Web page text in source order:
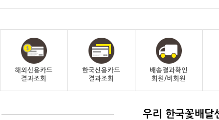
해외신용카드
결과조회
한국신용카드
결과조회
배송결과확인
회원/비회원
우리 한국꽃배달